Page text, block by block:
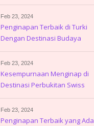
Feb 23, 2024
Penginapan Terbaik di Turki
Dengan Destinasi Budaya
Memukau
Feb 23, 2024
Kesempurnaan Menginap di
Destinasi Perbukitan Swiss
Feb 23, 2024
Penginapan Terbaik yang Ada